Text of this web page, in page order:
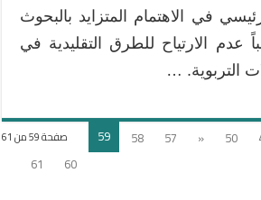
في الاهتمام المتزايد بالبحوث
عدم الارتياح للطرق التقليدية في
التربوية. …
صفحة 59 من 61 50
«
57
58
59
60
61